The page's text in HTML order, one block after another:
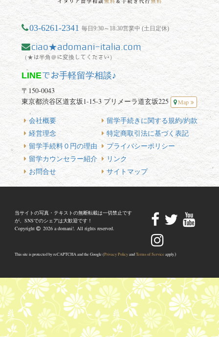
03-6261-2341 毎日9:30～18:30営業中 (土日定休)
ciao★adomani-italia.com
（★は半角＠に変換してください）
LINEでお手軽留学相談♪
〒150-0043
東京都渋谷区道玄坂1-15-3 プリメーラ道玄坂225
Map
会社概要
経営理念
留学手続料０円の理由
留学カウンセラー紹介
お問合せ
留学手続きに関する規約/約款
特定商取引法に基づく表記
プライバシーポリシー
リンク
サイトマップ
当サイトの写真・テキストの無断転載は一切禁止です
が、SNSでのシェアは大歓迎です！
Copyright
2026 a domani!. All rights reserved.
This site is protected by reCAPTCHA and the Google (Privacy PolicyandTerms of Service apply.)